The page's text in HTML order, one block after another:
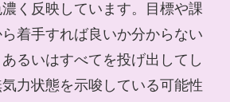
く反映しています。目標や課
着手すれば良いか分からない
るいはすべてを投げ出してし
力状態を示唆している可能性